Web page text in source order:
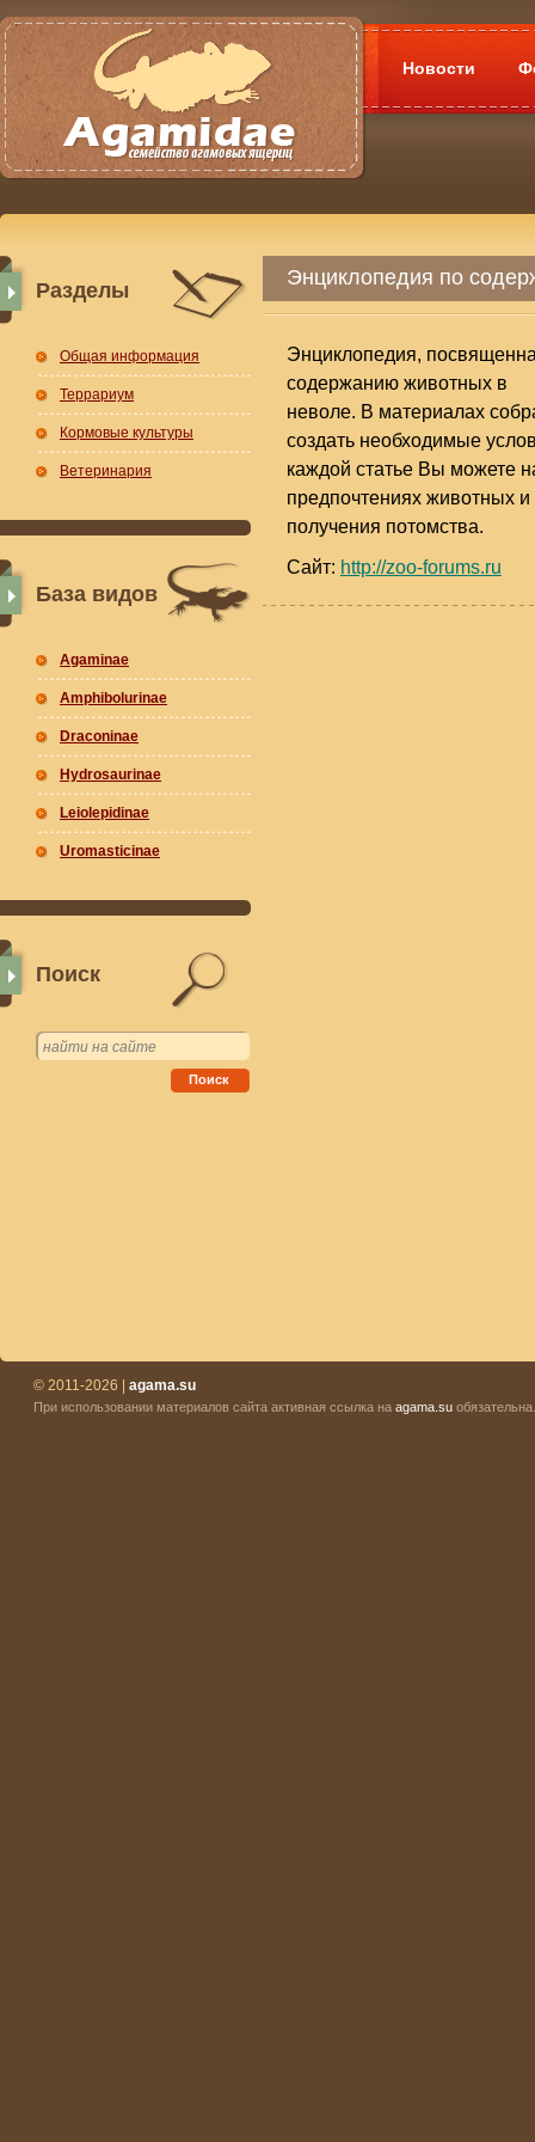
Новости
Разделы
Общая информация
Террариум
Кормовые культуры
Ветеринария
База видов
Agaminae
Amphibolurinae
Draconinae
Hydrosaurinae
Leiolepidinae
Uromasticinae
Поиск
Поиск
Энциклопедия по
Энциклопедия,
содержанию животных в
неволе. В материалах
создать необходимые
каждой статье Вы можете
предпочтениях животных и
получения потомства.
Сайт: http://zoo-forums.ru
© 2011-2026 | agama.su
При использовании материалов сайта активная ссылка на agama.su обязательна.